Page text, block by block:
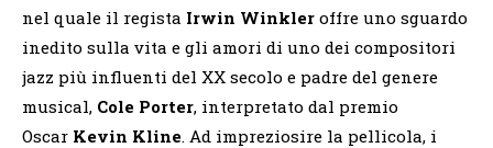
nel quale il regista Irwin Winkler offre uno sguardo
inedito sulla vita e gli amori di uno dei compositori
jazz più influenti del XX secolo e padre del genere
musical, Cole Porter, interpretato dal premio
Oscar Kevin Kline. Ad impreziosire la pellicola, i